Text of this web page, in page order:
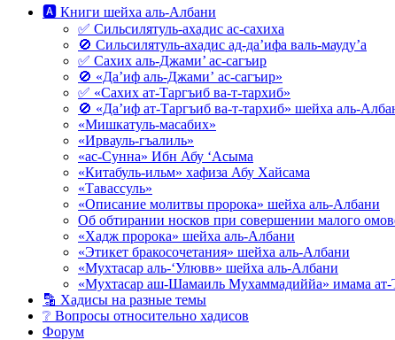
🅰 Книги шейха аль-Албани
✅ Сильсилятуль-ахадис ас-сахиха
🚫 Сильсилятуль-ахадис ад-да’ифа валь-мауду’а
✅ Сахих аль-Джами’ ас-сагъир
🚫 «Да’иф аль-Джами’ ас-сагъир»
✅ «Сахих ат-Таргъиб ва-т-тархиб»
🚫 «Да’иф ат-Таргъиб ва-т-тархиб» шейха аль-
«Мишкатуль-масабих»
«Ирвауль-гъалиль»
«ас-Сунна» Ибн Абу ‘Асыма
«Китабуль-ильм» хафиза Абу Хайсама
«Тавассуль»
«Описание молитвы пророка» шейха аль-Албани
Об обтирании носков при совершении малого
«Хадж пророка» шейха аль-Албани
«Этикет бракосочетания» шейха аль-Албани
«Мухтасар аль-‘Улювв» шейха аль-Албани
«Мухтасар аш-Шамаиль Мухаммадиййа» имама ат-
🔡 Хадисы на разные темы
❔ Вопросы относительно хадисов
Форум